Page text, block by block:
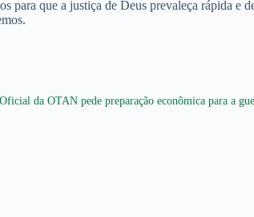
para que a justiça de Deus prevaleça rápida e
Oficial da OTAN pede preparação econômica para a